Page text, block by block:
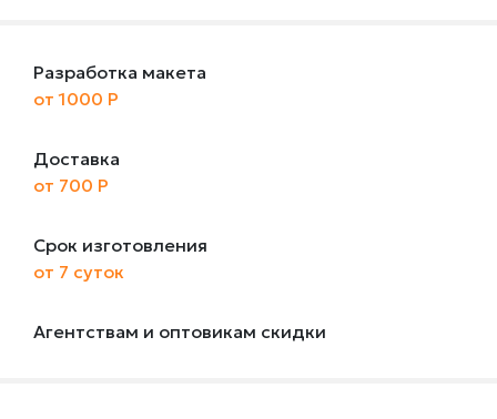
Разработка макета
от 1000 Р
Доставка
от 700 Р
Срок изготовления
от 7 суток
Агентствам и оптовикам скидки